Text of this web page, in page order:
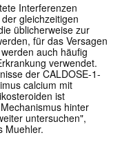
Interferenzen
gleichzeitigen
üblicherweise zur
für das Versagen
auch häufig
verwendet.
der CALDOSE-1-
calcium mit
ist
hinter
untersuchen",
Muehler.